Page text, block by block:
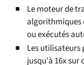
Le moteur de
algorithmiques
ou exécutés
Les utilisateurs
jusqu'à 16x sur